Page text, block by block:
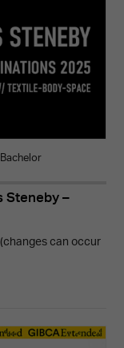
Steneby –
can occur
att dela
av dina
chansen